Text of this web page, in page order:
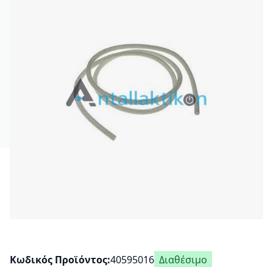
Κωδικός Προϊόντος 40595016 Διαθέσιμο